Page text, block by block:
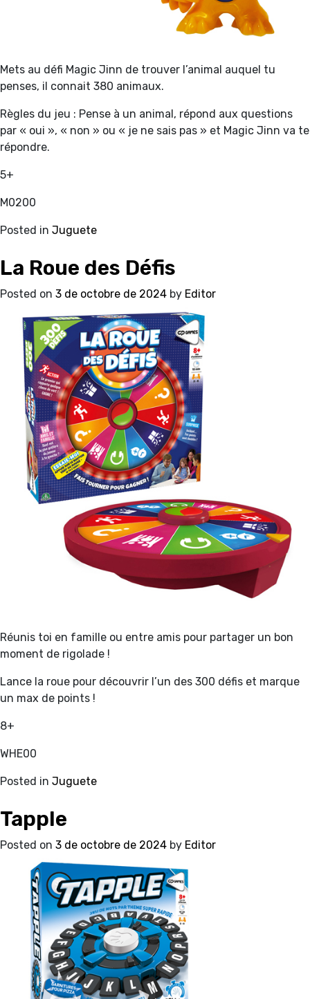
Mets au défi Magic Jinn de trouver l’animal auquel tu
penses, il connait 380 animaux.
Règles du jeu : Pense à un animal, répond aux questions
par « oui », « non » ou « je ne sais pas » et Magic Jinn va te
répondre.
5+
M0200
Posted in Juguete
La Roue des Défis
Posted on 3 de octobre de 2024 by Editor
Réunis toi en famille ou entre amis pour partager un bon
moment de rigolade !
Lance la roue pour découvrir l’un des 300 défis et marque
un max de points !
8+
WHE00
Posted in Juguete
Tapple
Posted on 3 de octobre de 2024 by Editor